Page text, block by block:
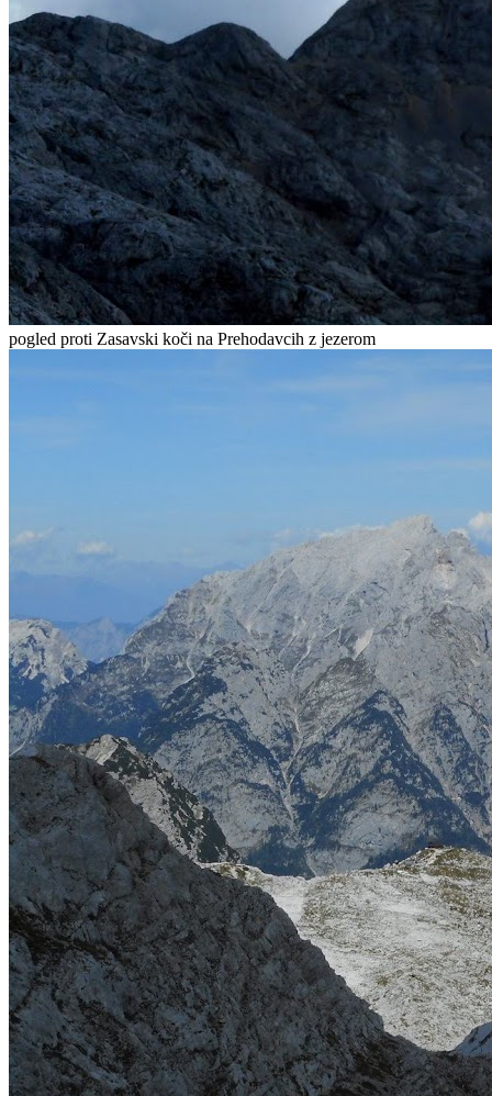
pogled proti Zasavski koči na Prehodavcih z jezerom